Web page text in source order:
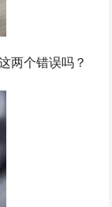
两个错误吗？